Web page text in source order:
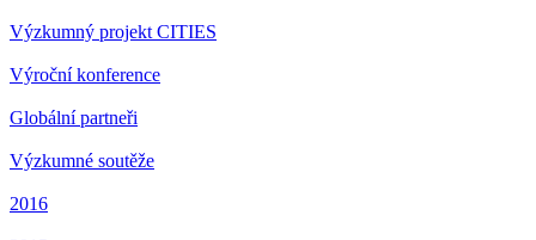
Výzkumný projekt CITIES
Výroční konference
Globální partneři
Výzkumné soutěže
2016